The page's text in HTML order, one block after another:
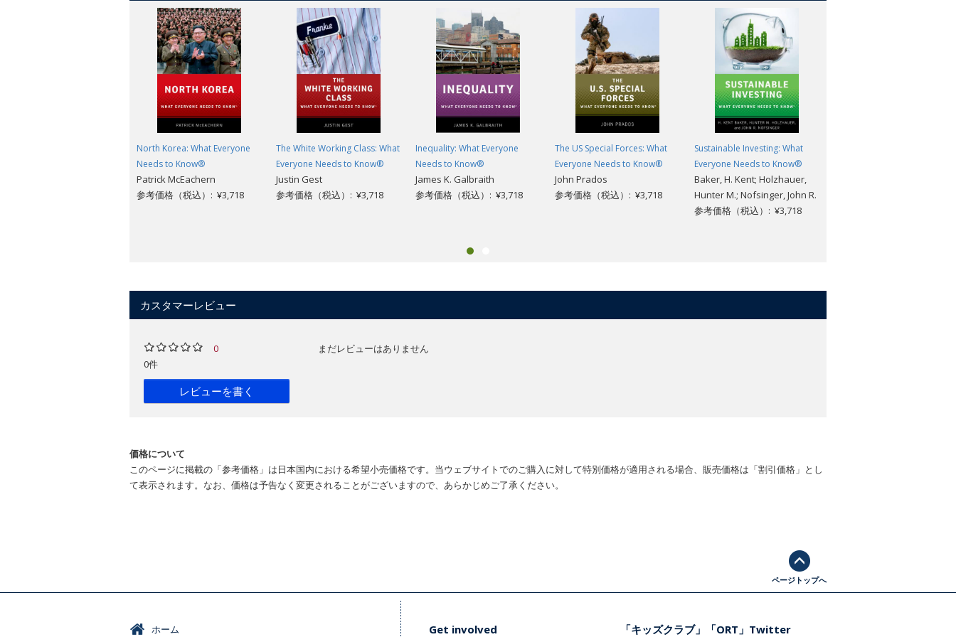
intellectually bankrupt approach to fiscal policy that causes ruin? Through it all, Greece has staggered from crisis to crisis, and the European central
bank's periodic attempts to prop up its economy fall short in the face of popular recalcitrance and negative economic growth.
Though the catalysts for Greece's current economic crises can be found in the conditions and events of the past few years, one can only understand
the factors that helped to transform these crises into a terrible political and social catastrophe by tracing Greece's development as an independent
country over the past two centuries. In Greece: What Everyone Needs to Know, Stathis Kalyvas, an eminent scholar of conflict, Europe, and Greece,
begins by elucidating the crisis's impact on contemporary Greek society. He then shifts his focus to modern Greek history, tracing the nation's
development from the early nineteenth century to the present. Key episodes include the independence movement of the early nineteenth century, the
aftermath of World War I (in which Turkey and Greece engaged in a massive mutual ethnic cleansing), the German occupation of World War II, the
brutal civil war that followed, the postwar conflict with Turkey over Cyprus, the military coup of 1967, and-finally-democracy and entry into the European
Union. The final part of the book will cover the recent crisis in detail. Written by one of the most brilliant political scientists in the academy, Greece is the
go-to resource for understanding both the present turmoil and the deeper past that has brought the country to where it is now.
North Korea: What Everyone
Needs to Know®
Patrick McEachern
参考価格（税込）: ¥3,718
The White Working Class: What
Everyone Needs to Know®
Justin Gest
参考価格（税込）: ¥3,718
Inequality: What Everyone
Needs to Know®
James K. Galbraith
参考価格（税込）: ¥3,718
The US Special Forces: What
Everyone Needs to Know®
John Prados
参考価格（税込）: ¥3,718
Sustainable Investing: What
Everyone Needs to Know®
Baker, H. Kent; Holzhauer,
Hunter M.; Nofsinger, John R.
参考価格（税込）: ¥3,718
カスタマーレビュー
0
0件
レビューを書く
まだレビューはありません
価格について
このページに掲載の「参考価格」は日本国内における希望小売価格です。当ウェブサイトでのご購入に対して特別価格が適用される場合、販売価格は「割引価格」とし
て表示されます。なお、価格は予告なく変更されることがございますので、あらかじめご了承ください。
ページトップへ
ホーム Get involved 「キッズクラブ」「ORT」Twitter